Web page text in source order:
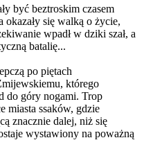
być beztroskim czasem
okazały się walką o życie,
wpadł w dziki szał, a
batalię...
po piętach
którego
do góry nogami. Trop
miasta ssaków, gdzie
znacznie dalej, niż się
wystawiony na poważną